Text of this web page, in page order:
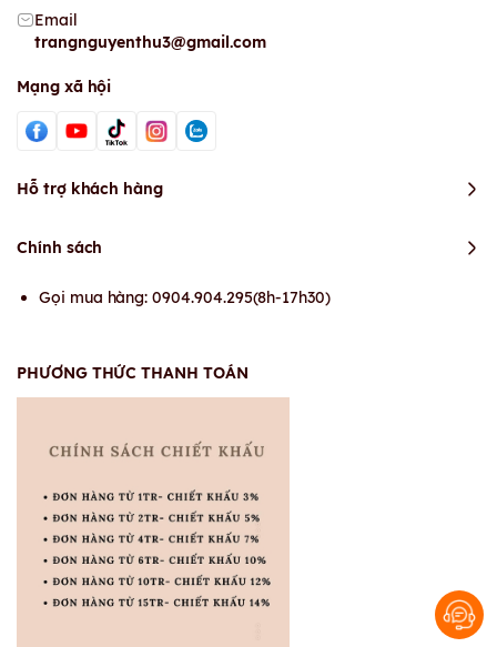
Email
trangnguyenthu3@gmail.com
Mạng xã hội
Hỗ trợ khách hàng
Chính sách
Gọi mua hàng: 0904.904.295(8h-17h30)
PHƯƠNG THỨC THANH TOÁN